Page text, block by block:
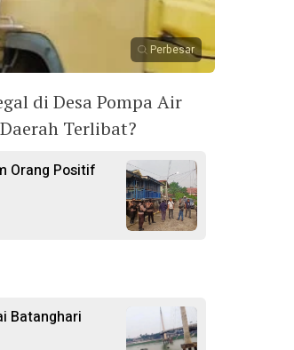
Perbesar
di Desa Pompa Air
Terlibat?
Orang Positif
Batanghari